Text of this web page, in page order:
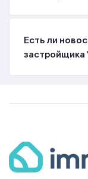
Есть ли
застройщика